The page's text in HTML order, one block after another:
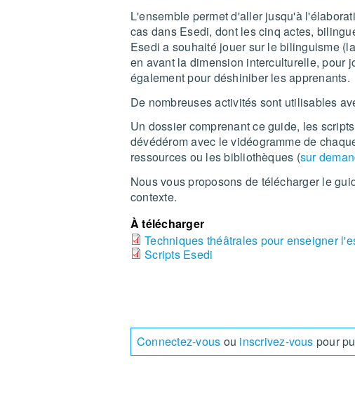
L'ensemble permet d'aller jusqu'à
cas dans Esedi, dont les cinq actes,
Esedi a souhaité jouer sur le bilinguisme
en avant la dimension interculturelle, pour
également pour déshiniber les apprenants.
De nombreuses activités sont utilisables
Un dossier comprenant ce guide, les
dévédérom avec le vidéogramme de
ressources ou les bibliothèques (sur
Nous vous proposons de télécharger le
contexte.
À télécharger
Techniques théâtrales pour enseigner
Scripts Esedi
Connectez-vous ou inscrivez-vous pour